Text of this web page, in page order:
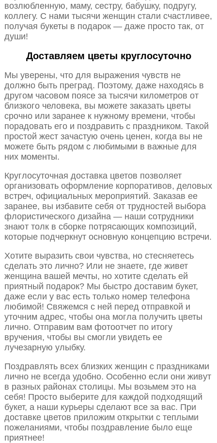
возлюбленную, маму, сестру, бабушку, подругу,
коллегу. С нами тысячи женщин стали счастливее,
получая букеты в подарок — даже просто так, от
души!
Доставляем цветы круглосуточно
Мы уверены, что для выражения чувств не
должно быть преград. Поэтому, даже находясь в
другом часовом поясе за тысячи километров от
близкого человека, вы можете заказать цветы
срочно или заранее к нужному времени, чтобы
порадовать его и поздравить с праздником. Такой
простой жест зачастую очень ценен, когда вы не
можете быть рядом с любимыми в важные для
них моменты.
Круглосуточная доставка цветов позволяет
организовать оформление корпоративов, деловых
встреч, официальных мероприятий. Заказав ее
заранее, вы избавите себя от трудностей выбора
флористического дизайна — наши сотрудники
знают толк в сборке потрясающих композиций,
которые подчеркнут основную концепцию встречи.
Хотите выразить свои чувства, но стесняетесь
сделать это лично? Или не знаете, где живет
женщина вашей мечты, но хотите сделать ей
приятный подарок? Мы быстро доставим букет,
даже если у вас есть только номер телефона
любимой! Свяжемся с ней перед отправкой и
уточним адрес, чтобы она могла получить цветы
лично. Отправим вам фотоотчет по итогу
вручения, чтобы вы смогли увидеть ее
лучезарную улыбку.
Поздравлять всех близких женщин с праздниками
лично не всегда удобно. Особенно если они живут
в разных районах столицы. Мы возьмем это на
себя! Просто выберите для каждой подходящий
букет, а наши курьеры сделают все за вас. При
доставке цветов приложим открытки с теплыми
пожеланиями, чтобы поздравление было еще
приятнее!